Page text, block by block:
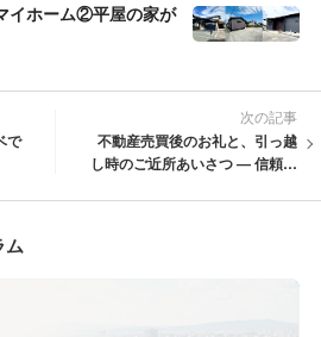
イホーム②平屋の家が
で
次の記事
不動産売買後のお礼と、引っ越
し時のご近所あいさつ — 信頼を
ム